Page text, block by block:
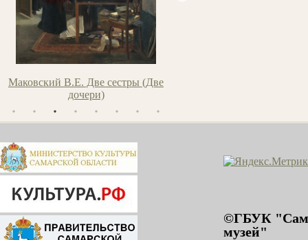
Маковский В.Е. Две сестры (Две
дочери)
©ГБУК
музей"